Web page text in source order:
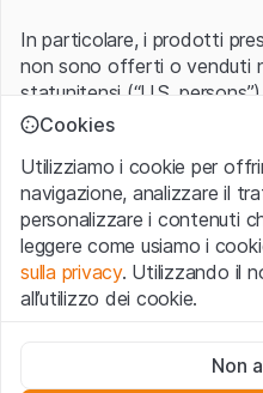
In particolare, i prodotti
non sono offerti o venduti
statunitensi (“U.S.
statunitensi” vanno intese
1933 che include le
d’America, le società per
americane.
Condizioni di utilizzo e
Con l’accesso al sito web
avvertenze importanti e le
Cookies
Utilizziamo i cookie per
navigazione, analizzare il
personalizzare i contenuti
leggere come usiamo i
sulla privacy. Utilizzando il
all’utilizzo dei cookie.
Questi cookie sono necessari
Non